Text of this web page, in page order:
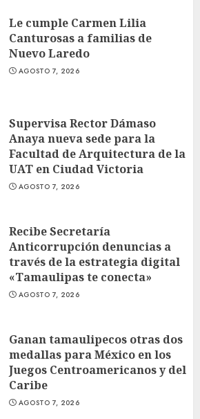
Le cumple Carmen Lilia
Canturosas a familias de
Nuevo Laredo
AGOSTO 7, 2026
Supervisa Rector Dámaso
Anaya nueva sede para la
Facultad de Arquitectura de la
UAT en Ciudad Victoria
AGOSTO 7, 2026
Recibe Secretaría
Anticorrupción denuncias a
través de la estrategia digital
«Tamaulipas te conecta»
AGOSTO 7, 2026
Ganan tamaulipecos otras dos
medallas para México en los
Juegos Centroamericanos y del
Caribe
AGOSTO 7, 2026